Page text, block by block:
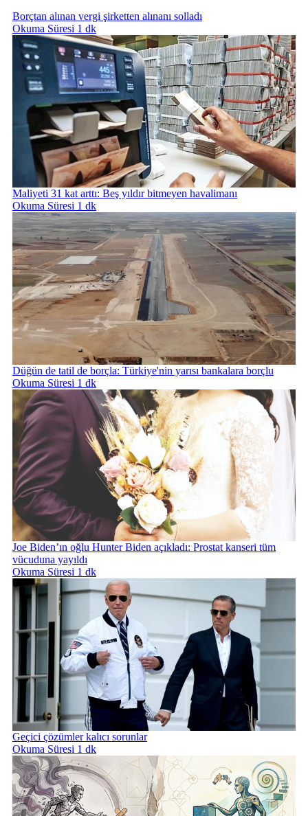
Borçtan alınan vergi şirketten alınanı solladı
Okuma Süresi 1 dk
Maliyeti 31 kat arttı: Beş yıldır bitmeyen havalimanı
Okuma Süresi 1 dk
Düğün de tatil de borçla: Türkiye'nin yarısı bankalara borçlu
Okuma Süresi 1 dk
Joe Biden’ın oğlu Hunter Biden açıkladı: Prostat kanseri tüm
vücuduna yayıldı
Okuma Süresi 1 dk
Geçici çözümler kalıcı sorunlar
Okuma Süresi 1 dk